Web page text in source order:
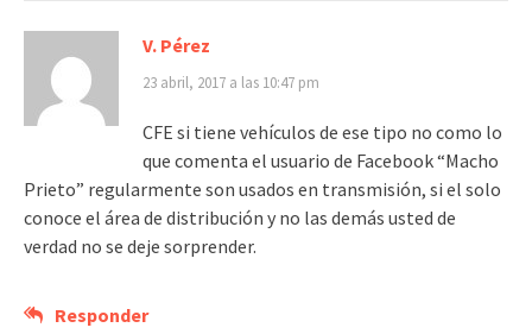
V. Pérez
23 abril, 2017 a las 10:47 pm
CFE si tiene vehículos de ese tipo no como lo
que comenta el usuario de Facebook “Macho
Prieto” regularmente son usados en transmisión, si el solo
conoce el área de distribución y no las demás usted de
verdad no se deje sorprender.
Responder